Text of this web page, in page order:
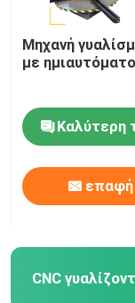
χάλυβα χάλυβα
χάλυβα χάλυβα
χάλυβα χάλυβα
χάλυβα χάλυβα
χάλυβα χάλυβα
χάλυβα χάλυβα
χάλυβα χάλυβα
χάλυβα χάλυβα
χάλυβα χάλυβα
χάλυβα χάλυβα
χάλυβα χάλυβα
Μηχανή
με
Καλύτερη
επαφή
CNC